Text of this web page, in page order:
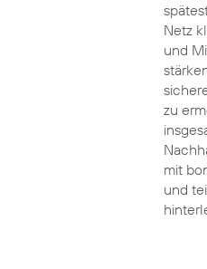
Netz
und
zu
mit
und